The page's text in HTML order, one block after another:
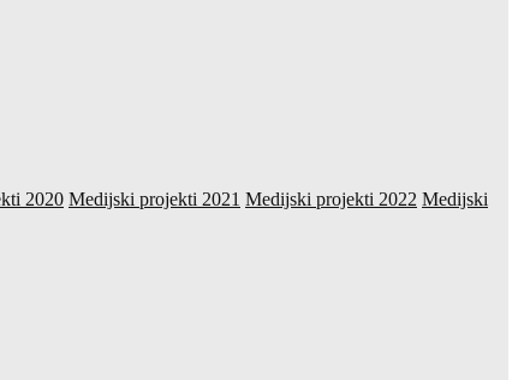
2020 Medijski projekti 2021 Medijski projekti 2022 Medijski